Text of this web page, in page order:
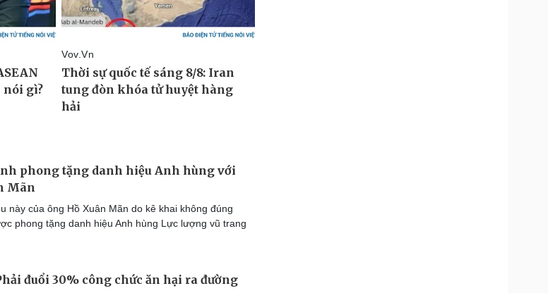
phong tặng danh hiệu Anh hùng với
Mãn
này của ông Hồ Xuân Mãn do kê khai không đúng
phong tặng danh hiệu Anh hùng Lực lượng vũ trang
đuổi 30% công chức ăn hại ra đường